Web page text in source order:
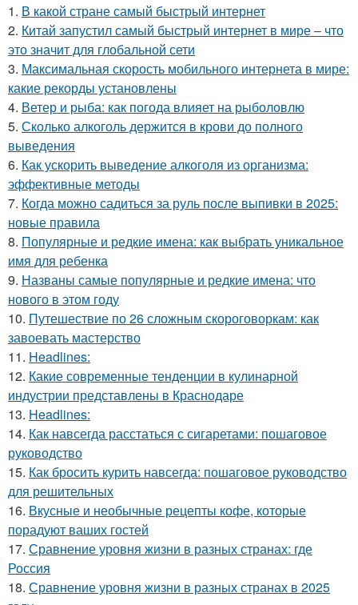
1. В какой стране самый быстрый интернет
2. Китай запустил самый быстрый интернет в мире – что
это значит для глобальной сети
3. Максимальная скорость мобильного интернета в мире:
какие рекорды установлены
4. Ветер и рыба: как погода влияет на рыболовлю
5. Сколько алкоголь держится в крови до полного
выведения
6. Как ускорить выведение алкоголя из организма:
эффективные методы
7. Когда можно садиться за руль после выпивки в 2025:
новые правила
8. Популярные и редкие имена: как выбрать уникальное
имя для ребенка
9. Названы самые популярные и редкие имена: что
нового в этом году
10. Путешествие по 26 сложным скороговоркам: как
завоевать мастерство
11. Headlines:
12. Какие современные тенденции в кулинарной
индустрии представлены в Краснодаре
13. Headlines:
14. Как навсегда расстаться с сигаретами: пошаговое
руководство
15. Как бросить курить навсегда: пошаговое руководство
для решительных
16. Вкусные и необычные рецепты кофе, которые
порадуют ваших гостей
17. Сравнение уровня жизни в разных странах: где
Россия
18. Сравнение уровня жизни в разных странах в 2025